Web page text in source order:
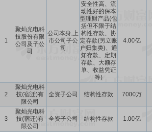
1
聚灿光电科
技股份有限
公司及子公
司
公司本身,上
市公司子公
司
安全性高、流
动性好的保本
型理财产品(包
括但不限于结
构性存款、协
定存款(另立账
户归集类)、通
知存款、定期
存款、大额存
单、收益凭证
等)
4.00亿
2
聚灿光电科
技(宿迁)有
限公司
全资子公司 结构性存款 7000万
3
聚灿光电科
技(宿迁)有
限公司
全资子公司 结构性存款 1.00亿